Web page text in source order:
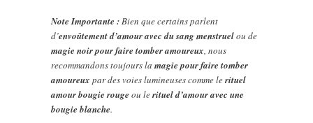
Note Importante :Bien que certains parlent
d’envoûtement d’amour avec du sang menstruelou de
magie noir pour faire tomber amoureux, nous
recommandons toujours lamagie pour faire tomber
amoureux par des voies lumineuses comme lerituel
amour bougie rouge ou lerituel d’amour avec une
bougie blanche.